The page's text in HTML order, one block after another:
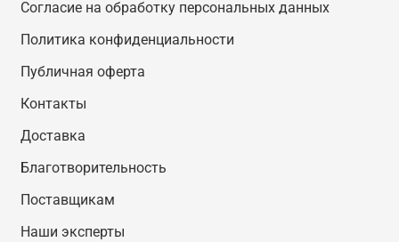
Согласие на обработку персональных данных
Политика конфиденциальности
Публичная оферта
Контакты
Доставка
Благотворительность
Поставщикам
Наши эксперты